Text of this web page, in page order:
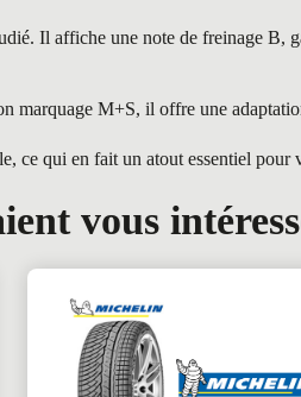
Il affiche une note de freinage B,
marquage M+S, il offre une
ce qui en fait un atout essentiel pour
vous